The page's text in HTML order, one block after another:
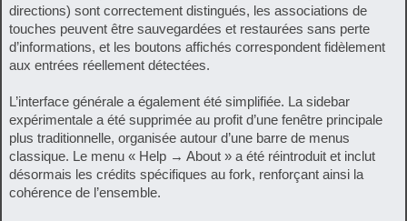
directions) sont correctement distingués, les associations de
touches peuvent être sauvegardées et restaurées sans perte
d’informations, et les boutons affichés correspondent fidèlement
aux entrées réellement détectées.
L’interface générale a également été simplifiée. La sidebar
expérimentale a été supprimée au profit d’une fenêtre principale
plus traditionnelle, organisée autour d’une barre de menus
classique. Le menu « Help → About » a été réintroduit et inclut
désormais les crédits spécifiques au fork, renforçant ainsi la
cohérence de l’ensemble.